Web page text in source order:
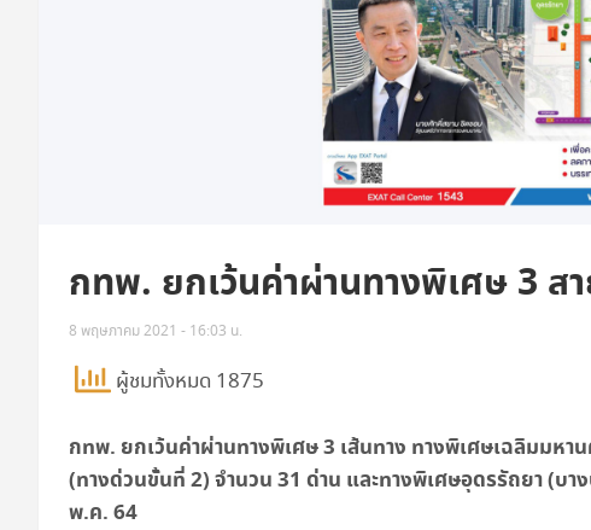
กทพ. ยกเว้นค่าผ่านทางพิเศษ 3 ส
8 พฤษภาคม 2021 - 16:03 น.
ผู้ชมทั้งหมด 1875
กทพ. ยกเว้นค่าผ่านทางพิเศษ 3 เส้นทาง ทางพิเศษเฉลิมมห
(ทางด่วนขั้นที่ 2) จำนวน 31 ด่าน และทางพิเศษอุดรรัถยา (บา
พ.ค. 64